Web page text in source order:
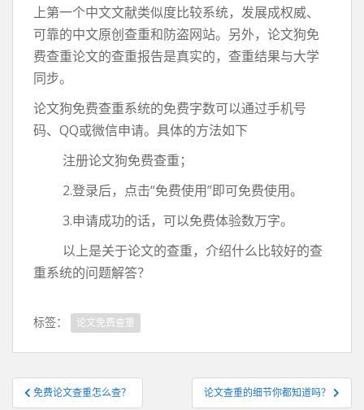
上第一个中文文献类似度比较系统，发展成权威、
可靠的中文原创查重和防盗网站。另外，论文狗免
费查重论文的查重报告是真实的，查重结果与大学
同步。
论文狗免费查重系统的免费字数可以通过手机号
码、QQ或微信申请。具体的方法如下
注册论文狗免费查重；
2.登录后，点击“免费使用”即可免费使用。
3.申请成功的话，可以免费体验数万字。
以上是关于论文的查重，介绍什么比较好的查
重系统的问题解答？
标签： 论文免费查重
文免费论文查重怎么查？ 论文查重的细节你都知道吗？